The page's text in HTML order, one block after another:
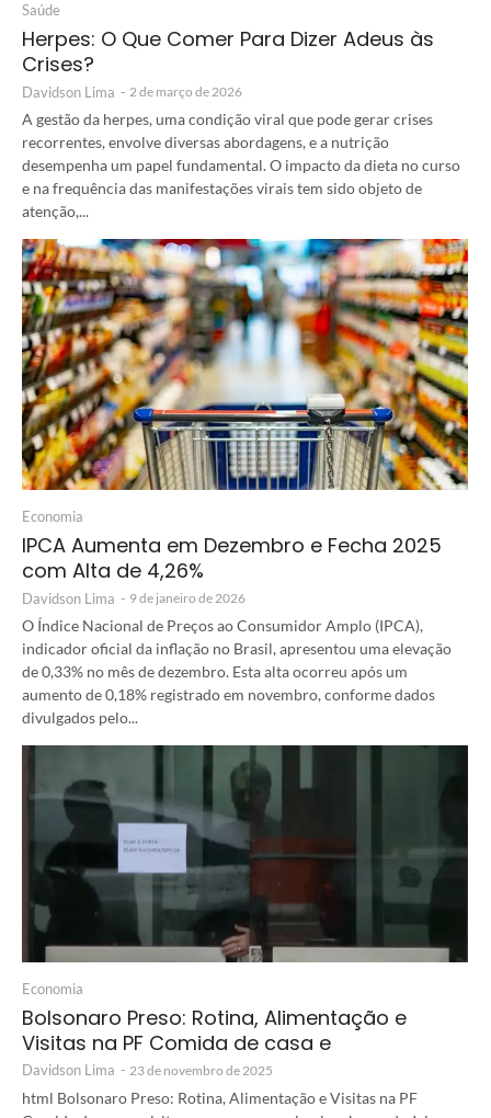
Saúde
Herpes: O Que Comer Para Dizer Adeus às
Crises?
Davidson Lima - 2 de março de 2026
A gestão da herpes, uma condição viral que pode gerar crises
recorrentes, envolve diversas abordagens, e a nutrição
desempenha um papel fundamental. O impacto da dieta no curso
e na frequência das manifestações virais tem sido objeto de
atenção,...
Economia
IPCA Aumenta em Dezembro e Fecha 2025
com Alta de 4,26%
Davidson Lima - 9 de janeiro de 2026
O Índice Nacional de Preços ao Consumidor Amplo (IPCA),
indicador oficial da inflação no Brasil, apresentou uma elevação
de 0,33% no mês de dezembro. Esta alta ocorreu após um
aumento de 0,18% registrado em novembro, conforme dados
divulgados pelo...
Economia
Bolsonaro Preso: Rotina, Alimentação e
Visitas na PF Comida de casa e
Davidson Lima - 23 de novembro de 2025
html Bolsonaro Preso: Rotina, Alimentação e Visitas na PF